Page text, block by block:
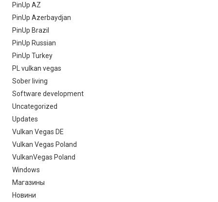
PinUp AZ
PinUp Azerbaydjan
PinUp Brazil
PinUp Russian
PinUp Turkey
PL vulkan vegas
Sober living
Software development
Uncategorized
Updates
Vulkan Vegas DE
Vulkan Vegas Poland
VulkanVegas Poland
Windows
Магазины
Новини